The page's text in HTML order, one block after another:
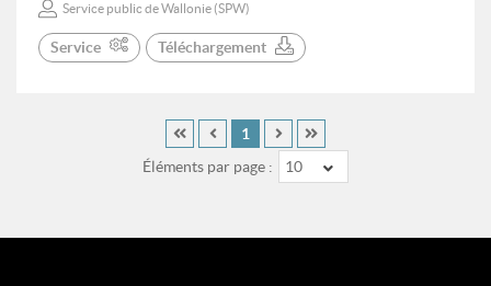
Service public de Wallonie (SPW)
Service Téléchargement
Éléments par page : 10
1